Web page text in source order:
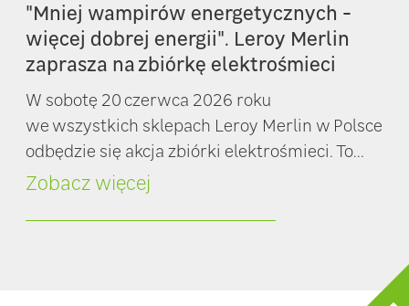
"Mniej wampirów energetycznych -
więcej dobrej energii". Leroy Merlin
zaprasza na zbiórkę elektrośmieci
W sobotę 20 czerwca 2026 roku
we wszystkich sklepach Leroy Merlin w Polsce
odbędzie się akcja zbiórki elektrośmieci. To...
Zobacz więcej